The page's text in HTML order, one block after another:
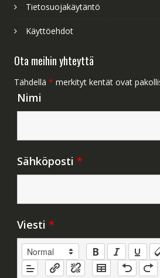
Tietosuojakäytäntö
Käyttöehdot
Ota meihin yhteyttä
Tähdellä * merkityt kentät ovat
Nimi
Sähköposti *
Viesti *